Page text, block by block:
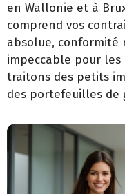
en Wallonie et à
comprend vos
absolue, conformité
impeccable pour les
traitons des petits
des portefeuilles de